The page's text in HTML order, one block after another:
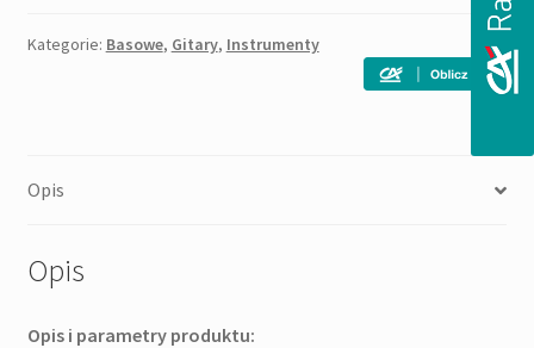
(BK)
Kategorie: Basowe, Gitary, Instrumenty
Opis
Opis
Opis i parametry produktu: